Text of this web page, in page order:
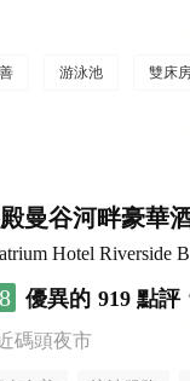
游泳池 雙床
曼谷河畔豪華
Hotel Riverside
優異的 919 點評
碼頭夜市